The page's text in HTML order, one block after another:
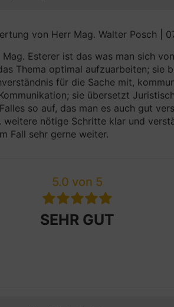
von Herr Mag. Walter Posch |
Mag. Esterer ist das was man sich
Thema optimal aufzuarbeiten; sie
für die Sache mit,
sie übersetzt
so auf, das man es auch gut
weitere nötige Schritte klar und
Fall sehr gerne weiter.
5.0 von 5
SEHR GUT